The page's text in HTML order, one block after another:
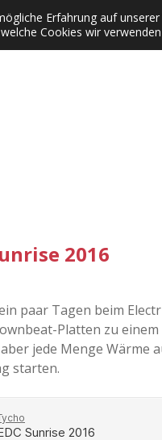
Instagrams Contact
2016
paar Tagen beim
Platten zu
jede Menge Wärme
starten.
Erfahrung auf
Cookies wir